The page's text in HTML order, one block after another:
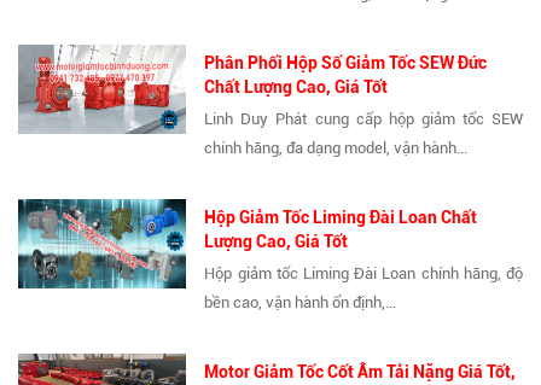
Phân Phối Hộp Số Giảm Tốc SEW Đức
Chất Lượng Cao, Giá Tốt
Linh Duy Phát cung cấp hộp giảm tốc SEW
chính hãng, đa dạng model, vận hành...
Hộp Giảm Tốc Liming Đài Loan Chất
Lượng Cao, Giá Tốt
Hộp giảm tốc Liming Đài Loan chính hãng, độ
bền cao, vận hành ổn định,...
Motor Giảm Tốc Cốt Âm Tải Nặng Giá Tốt,